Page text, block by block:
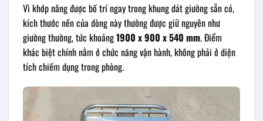
Vì khớp nâng được bố trí ngay trong khung dát giường sẵn có,
kích thước nền của dòng này thường được giữ nguyên như
giường thường, tức khoảng1900 x 900 x 540 mm. Điểm
khác biệt chính nằm ở chức năng vận hành, không phải ở diện
tích chiếm dụng trong phòng.